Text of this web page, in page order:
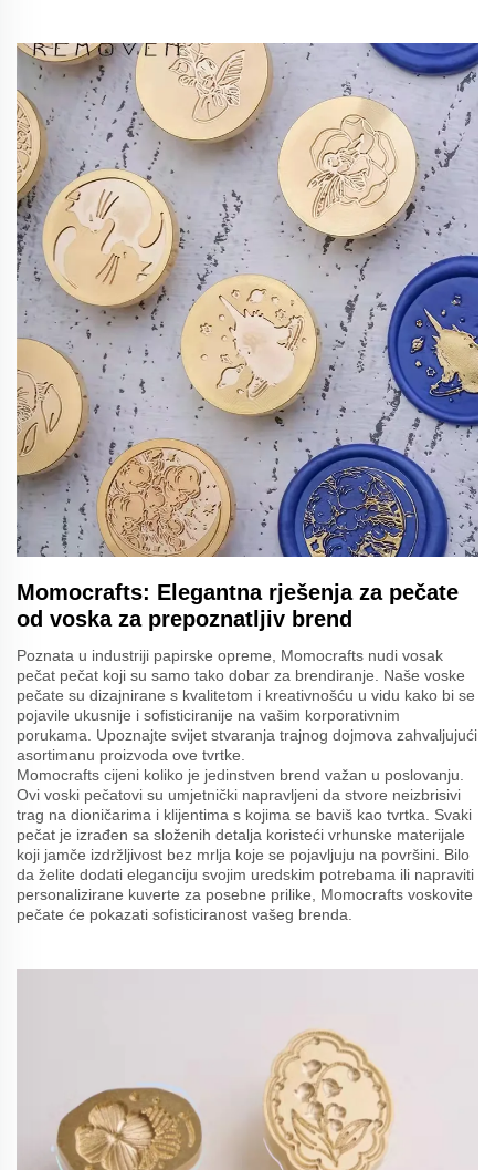
Momocrafts: Elegantna rješenja za pečate
od voska za prepoznatljiv brend
Poznata u industriji papirske opreme, Momocrafts nudi vosak
pečat pečat koji su samo tako dobar za brendiranje. Naše voske
pečate su dizajnirane s kvalitetom i kreativnošću u vidu kako bi se
pojavile ukusnije i sofisticiranije na vašim korporativnim
porukama. Upoznajte svijet stvaranja trajnog dojmova zahvaljujući
asortimanu proizvoda ove tvrtke.
Momocrafts cijeni koliko je jedinstven brend važan u poslovanju.
Ovi voski pečatovi su umjetnički napravljeni da stvore neizbrisivi
trag na dioničarima i klijentima s kojima se baviš kao tvrtka. Svaki
pečat je izrađen sa složenih detalja koristeći vrhunske materijale
koji jamče izdržljivost bez mrlja koje se pojavljuju na površini. Bilo
da želite dodati eleganciju svojim uredskim potrebama ili napraviti
personalizirane kuverte za posebne prilike, Momocrafts voskovite
pečate će pokazati sofisticiranost vašeg brenda.